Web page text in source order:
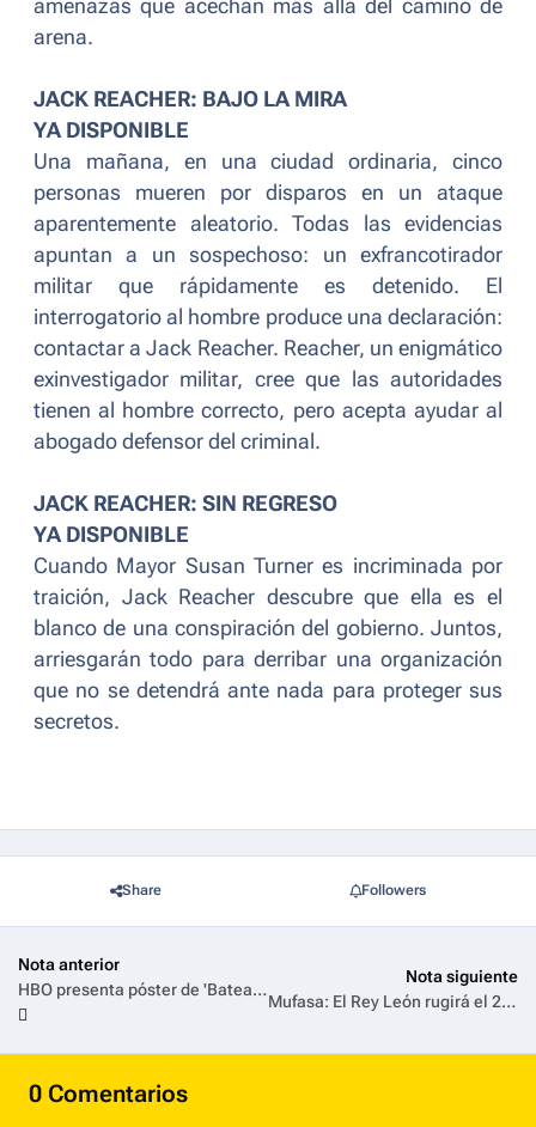
amenazas que acechan más allá del camino de
arena.
JACK REACHER: BAJO LA MIRA
YA DISPONIBLE
Una mañana, en una ciudad ordinaria, cinco
personas mueren por disparos en un ataque
aparentemente aleatorio. Todas las evidencias
apuntan a un sospechoso: un exfrancotirador
militar que rápidamente es detenido. El
interrogatorio al hombre produce una declaración:
contactar a Jack Reacher. Reacher, un enigmático
exinvestigador militar, cree que las autoridades
tienen al hombre correcto, pero acepta ayudar al
abogado defensor del criminal.
JACK REACHER: SIN REGRESO
YA DISPONIBLE
Cuando Mayor Susan Turner es incriminada por
traición, Jack Reacher descubre que ella es el
blanco de una conspiración del gobierno. Juntos,
arriesgarán todo para derribar una organización
que no se detendrá ante nada para proteger sus
secretos.
Share Followers
Nota anterior
HBO presenta póster de 'Bateau Mouche: El Naufragio de la Justicia', la nueva serie de crimen real
Nota siguiente
Mufasa: El Rey León rugirá el 26 de marzo en Disney+
0 Comentarios